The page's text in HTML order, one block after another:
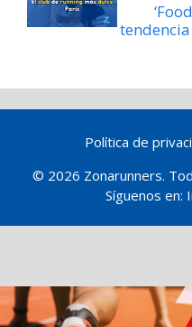
Política de
© 2026 Zonarunners.
Síguenos en: